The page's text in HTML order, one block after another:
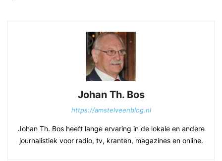
Johan Th. Bos
https://amstelveenblog.nl
Johan Th. Bos heeft lange ervaring in de lokale en andere
journalistiek voor radio, tv, kranten, magazines en online.